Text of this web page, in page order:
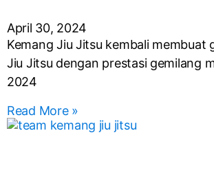
April 30, 2024
Kemang Jiu Jitsu kembali membuat
Jiu Jitsu dengan prestasi gemilang
2024
Read More »